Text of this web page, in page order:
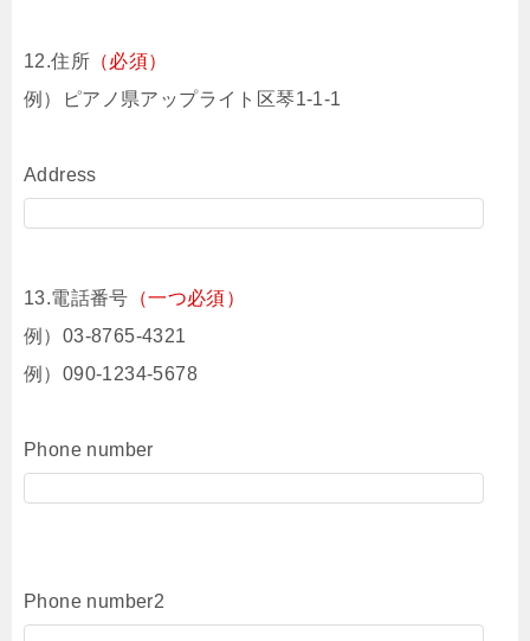
12.住所 （必須）
例）ピアノ県アップライト区琴1-1-1
Address
13.電話番号 （一つ必須）
例）03-8765-4321
例）090-1234-5678
Phone number
Phone number2